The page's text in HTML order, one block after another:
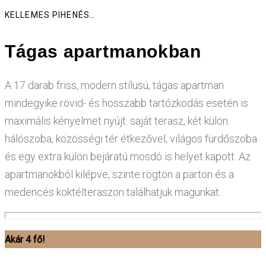
KELLEMES PIHENÉS…
Tágas apartmanokban
A 17 darab friss, modern stílusú, tágas apartman
mindegyike rövid- és hosszabb tartózkodás esetén is
maximális kényelmet nyújt: saját terasz, két külön
hálószoba, közösségi tér étkezővel, világos fürdőszoba
és egy extra külön bejáratú mosdó is helyet kapott. Az
apartmanokból kilépve, szinte rögtön a parton és a
medencés koktélteraszon találhatjuk magunkat.
Akár 4 fő!